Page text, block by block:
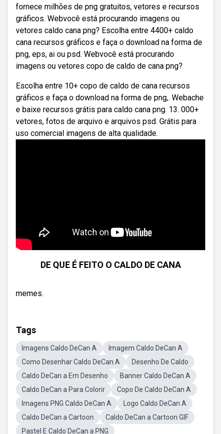
fornece milhões de png gratuitos, vetores e recursos
gráficos. Webvocê está procurando imagens ou
vetores caldo cana png? Escolha entre 4400+ caldo
cana recursos gráficos e faça o download na forma de
png, eps, ai ou psd. Webvocê está procurando
imagens ou vetores copo de caldo de cana png?
Escolha entre 10+ copo de caldo de cana recursos
gráficos e faça o download na forma de png,. Webache
e baixe recursos grátis para caldo cana png. 13. 000+
vetores, fotos de arquivo e arquivos psd. Grátis para
uso comercial imagens de alta qualidade.
DE QUE É FEITO O CALDO DE CANA
memes.
Tags
Imagens Caldo DeCan A
Imagem Caldo DeCan A
Como Desenhar Caldo DeCan A
Desenho De Caldo
Caldo DeCan a Em Desenho
Banner Caldo DeCan A
Caldo DeCan a Para Colorir
Copo De Caldo DeCan A
Imagens PNG Caldo DeCan A
Logo Caldo DeCan A
Caldo DeCan a Cartoon
Caldo DeCan a Cartoon GIF
Pastel E Caldo DeCan a PNG